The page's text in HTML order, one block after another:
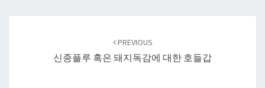
PREVIOUS
신종플루 혹은 돼지독감에 대한 호들갑